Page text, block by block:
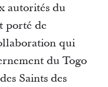
autorités du
porté de
qui
du Togo
Saints des